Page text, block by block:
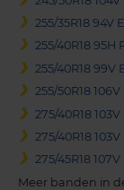
255/35R18 94V
255/40R18 95H
255/40R18 99V
255/50R18
275/40R18
275/40R18
275/45R18
Meer banden in